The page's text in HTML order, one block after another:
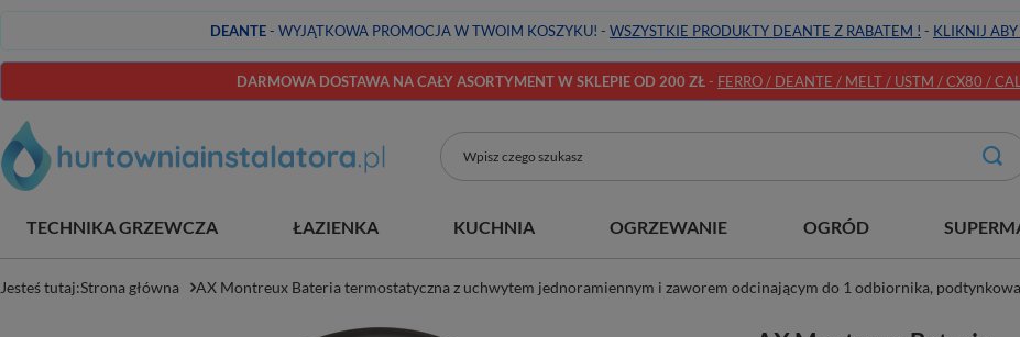
DEANTE- WYJĄTKOWA PROMOCJA W TWOIM KOSZYKU! - WSZYSTKIE PRODUKTY DEANTE Z RABATEM ! - KLIKNIJ
DARMOWA DOSTAWA NA CAŁY ASORTYMENT W SKLEPIE OD 200 ZŁ- FERRO / DEANTE / MELT / USTM / CX80 /
TECHNIKA GRZEWCZA ŁAZIENKA KUCHNIA OGRZEWANIE OGRÓD
Jesteś tutaj:Strona główna AX Montreux Bateria termostatyczna z uchwytem jednoramiennym i zaworem odcinającym do 1 odbiornika,